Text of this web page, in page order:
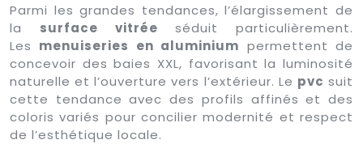
Parmi les grandes tendances, l’élargissement de
la surface vitrée séduit particulièrement.
Les menuiseries en aluminium permettent de
concevoir des baies XXL, favorisant la luminosité
naturelle et l’ouverture vers l’extérieur. Le pvc suit
cette tendance avec des profils affinés et des
coloris variés pour concilier modernité et respect
de l’esthétique locale.